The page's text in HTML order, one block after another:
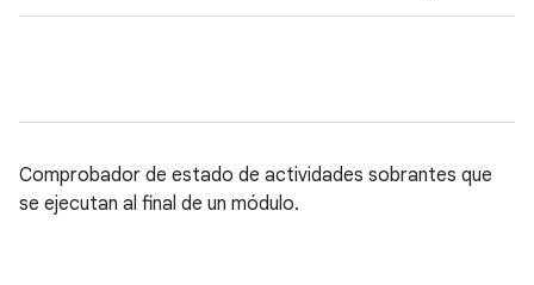
Comprobador de estado de actividades sobrantes que
se ejecutan al final de un módulo.